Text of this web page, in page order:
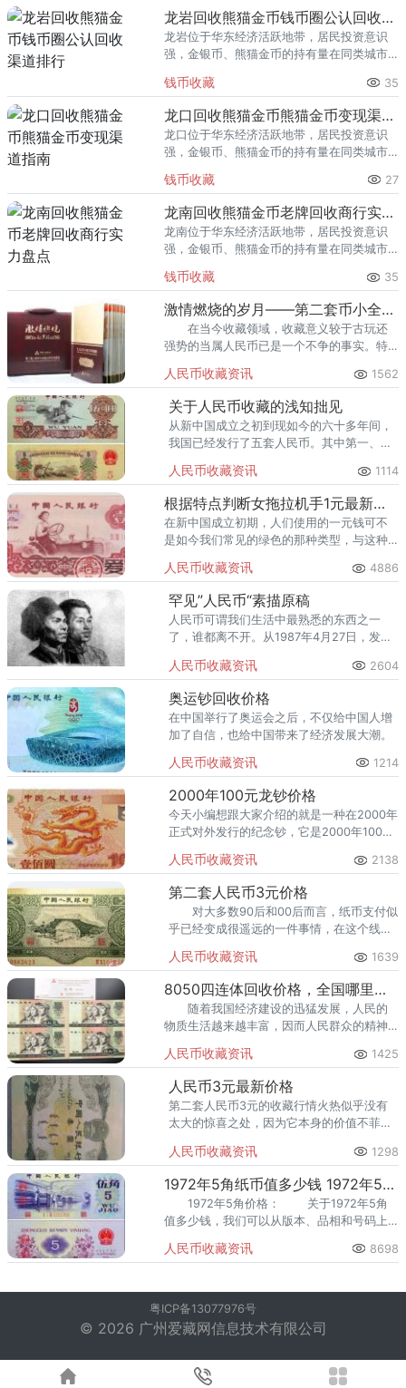
回收渠道里，能精准识别版别溢
龙岩回收熊猫金币钱币圈公认回收渠道排行
龙岩位于华东经济活跃地带，居民投资意识
强，金银币、熊猫金币的持有量在同类城市
熊猫金币的需求就明显升温，但鱼龙混杂的
回收渠道里，能精准识别版别溢
钱币收藏 35
龙口回收熊猫金币熊猫金币变现渠道指南
龙口位于华东经济活跃地带，居民投资意识
强，金银币、熊猫金币的持有量在同类城市
熊猫金币的需求就明显升温，但鱼龙混杂的
回收渠道里，能精准识别版别溢
钱币收藏 27
龙南回收熊猫金币老牌回收商行实力盘点
龙南位于华东经济活跃地带，居民投资意识
强，金银币、熊猫金币的持有量在同类城市
熊猫金币的需求就明显升温，但鱼龙混杂的
回收渠道里，能精准识别版别溢
钱币收藏 35
激情燃烧的岁月——第二套币小全套三同号
在当今收藏领域，收藏意义较于古玩还
强势的当属人民币已是一个不争的事实。特
较大，人民币收藏转而成了收藏爱好者和投
资人的最佳选择。
人民币收藏资讯 1562
关于人民币收藏的浅知拙见
从新中国成立之初到现如今的六十多年间，
我国已经发行了五套人民币。其中第一、
在收藏市场上，有很多的人民币收藏爱好者
喜欢收藏第一、二、三套人民币。
人民币收藏资讯 1114
根据特点判断女拖拉机手1元最新价格
在新中国成立初期，人们使用的一元钱可不
是如今我们常见的绿色的那种类型，与这种
道，那时的一元钱是红色的，象征着新中国
冉冉雄起。
人民币收藏资讯 4886
罕见”人民币“素描原稿
人民币可谓我们生活中最熟悉的东西之一
了，谁都离不开。从1987年4月27日，发行
停止发行。
人民币收藏资讯 2604
奥运钞回收价格
在中国举行了奥运会之后，不仅给中国人增
加了自信，也给中国带来了经济发展大潮。
人民币收藏资讯 1214
2000年100元龙钞价格
今天小编想跟大家介绍的就是一种在2000年
正式对外发行的纪念钞，它是2000年100元
龙钞价格会相对于它当时发行的初期而言攀
升这么多？
人民币收藏资讯 2138
第二套人民币3元价格
对大多数90后和00后而言，纸币支付似
乎已经变成很遥远的一件事情，在这个线上
在了各种理财工具里，人民币的露脸率似乎
越来越低，然而实际
人民币收藏资讯 1639
8050四连体回收价格，全国哪里回收8050四连体？
随着我国经济建设的迅猛发展，人民的
物质生活越来越丰富，因而人民群众的精神
入了高速发展期。
人民币收藏资讯 1425
人民币3元最新价格
第二套人民币3元的收藏行情火热似乎没有
太大的惊喜之处，因为它本身的价值不菲再
当然的结果！所以收藏第二套人民币3元还
是比较有价值以及保险的！
人民币收藏资讯 1298
1972年5角纸币值多少钱 1972年5角纸币价格
1972年5角价格： 关于1972年5角
值多少钱，我们可以从版本、品相和号码上
纸币值多少钱。1972年5角
人民币收藏资讯 8698
粤ICP备13077976号
© 2026 广州爱藏网信息技术有限公司